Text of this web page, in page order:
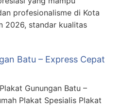
profesionalisme di Kota
2026, standar kualitas
Batu – Express Cepat
Gunungan Batu –
Plakat Spesialis Plakat